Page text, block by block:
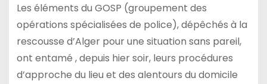
Les éléments du GOSP (groupement des
opérations spécialisées de police), dépêchés à la
rescousse d’Alger pour une situation sans pareil,
ont entamé , depuis hier soir, leurs procédures
d’approche du lieu et des alentours du domicile